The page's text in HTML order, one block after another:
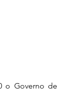
o Governo de